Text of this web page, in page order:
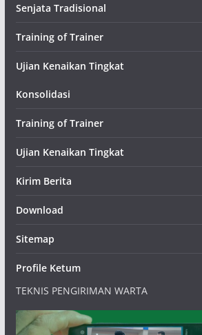
Senjata Tradisional
Training of Trainer
Ujian Kenaikan Tingkat
Konsolidasi
Training of Trainer
Ujian Kenaikan Tingkat
Kirim Berita
Download
Sitemap
Profile Ketum
TEKNIS PENGIRIMAN WARTA